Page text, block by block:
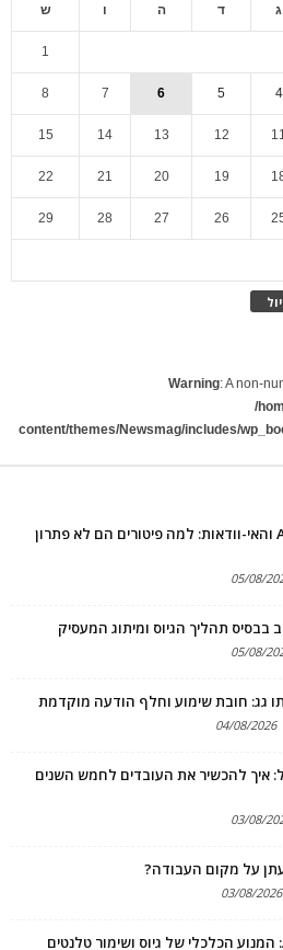
ג ד ה ו ש
1
4
5
6
7
8
12
13
14
15
19
20
21
22
26
27
28
29
Warning: A non-
/
content/themes/Newsmag/includes/
שימור עובדים בעידן ה-AI והאי-וודאות: למה פיטורים הם לא פתרון
05/08/
05/08/
גג: חובת שימוע וחלף הודעה מוקדמת
04/08/2026
איך להכשיר את העובדים לחמש השנים
03/08/
על מקום העבודה?
03/08/2026